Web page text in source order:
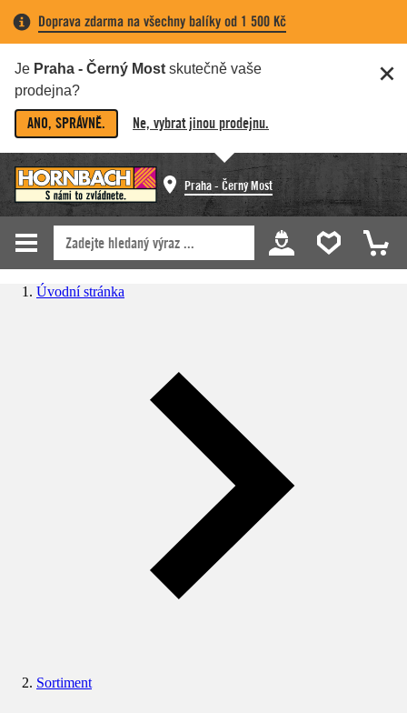
Doprava zdarma na všechny balíky od 1 500 Kč
Je Praha - Černý Most skutečně vaše
prodejna?
ANO, SPRÁVNĚ. Ne, vybrat jinou prodejnu.
Praha - Černý Most
Úvodní stránka
Sortiment